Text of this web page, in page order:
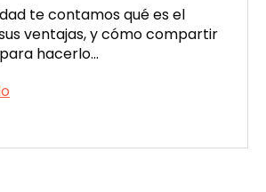
te contamos qué es el
ventajas, y cómo compartir
hacerlo…
para